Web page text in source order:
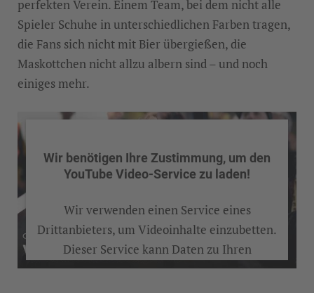
perfekten Verein. Einem Team, bei dem nicht alle
Spieler Schuhe in unterschiedlichen Farben tragen,
die Fans sich nicht mit Bier übergießen, die
Maskottchen nicht allzu albern sind – und noch
einiges mehr.
Wir benötigen Ihre Zustimmung, um den
YouTube Video-Service zu laden!
Wir verwenden einen Service eines
Drittanbieters, um Videoinhalte einzubetten.
Dieser Service kann Daten zu Ihren
Aktivitäten sammeln. Bitte lesen Sie die